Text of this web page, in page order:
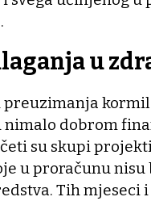
u
nimalo dobrom
su skupi
u proračunu nisu
Tih mjeseci